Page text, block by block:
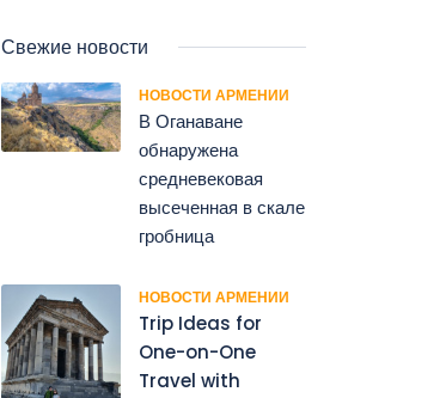
Свежие новости
НОВОСТИ АРМЕНИИ
В Оганаване
обнаружена
средневековая
высеченная в скале
гробница
НОВОСТИ АРМЕНИИ
Trip Ideas for
One-on-One
Travel with